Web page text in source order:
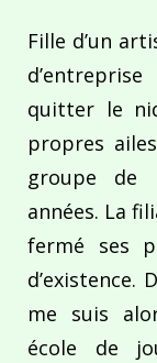
Fille d’un
quitter le
propres
groupe de
années. La
fermé ses
d’existence.
me suis
école de